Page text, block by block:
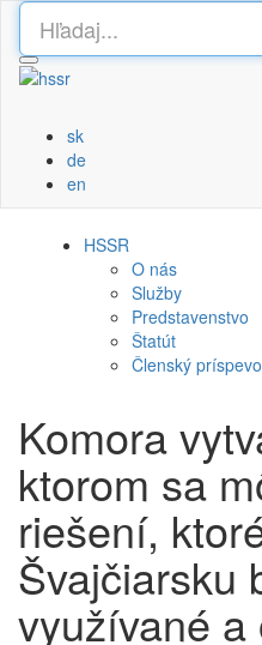
sk
de
en
HSSR
O nás
Služby
Predstavenstvo
Štatút
Členský
Komora
ktorom sa
riešení,
Švajčiarsku
využívané a